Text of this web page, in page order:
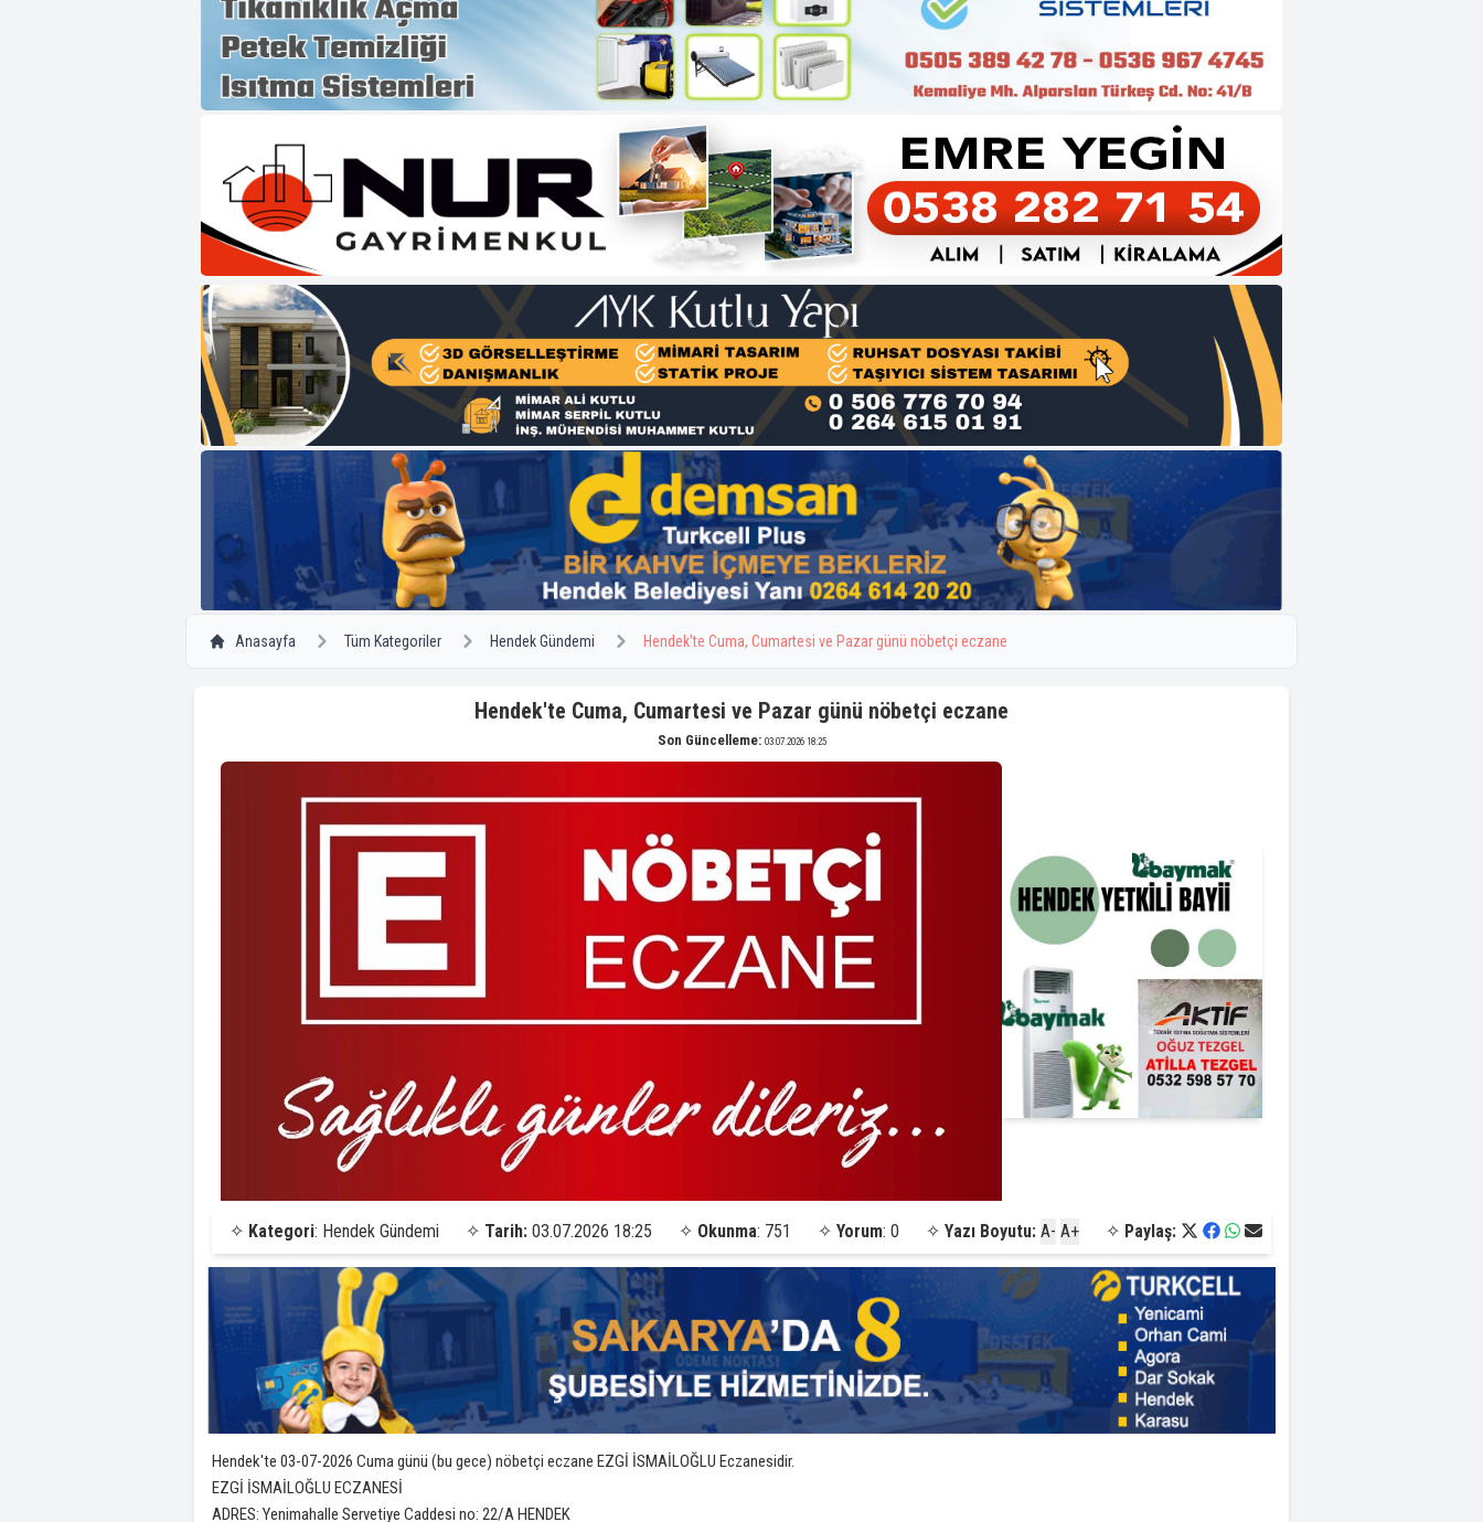
Anasayfa Tüm Kategoriler Hendek Gündemi Hendek'te Cuma, Cumartesi ve Pazar günü nöbetçi eczane
Hendek'te Cuma, Cumartesi ve Pazar günü nöbetçi eczane
Son Güncelleme: 03.07.2026 18:25
✧ Kategori: Hendek Gündemi ✧ Tarih: 03.07.2026 18:25 ✧ Okunma: 751 ✧ Yorum: 0 ✧ Yazı Boyutu: A- A+ ✧ Paylaş:
Hendek'te 03-07-2026 Cuma günü (bu gece) nöbetçi eczane EZGİ İSMAİLOĞLU Eczanesidir.
EZGİ İSMAİLOĞLU ECZANESİ
ADRES: Yenimahalle Servetiye Caddesi no: 22/A HENDEK